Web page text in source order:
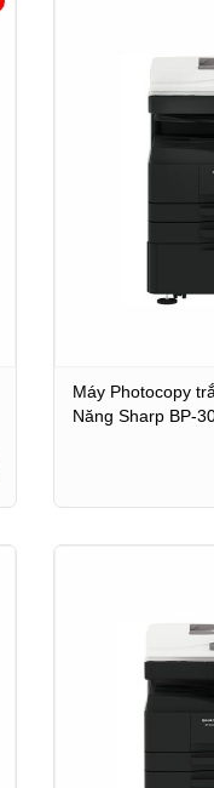
Máy Photocopy
Năng Sharp BP-